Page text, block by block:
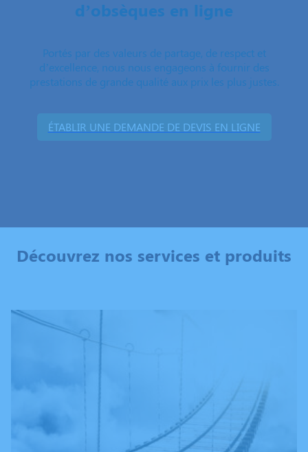
d’obsèques en ligne
Portés par des valeurs de partage, de respect et
d’excellence, nous nous engageons à fournir des
prestations de grande qualité aux prix les plus justes.
ÉTABLIR UNE DEMANDE DE DEVIS EN LIGNE
Découvrez nos services et produits